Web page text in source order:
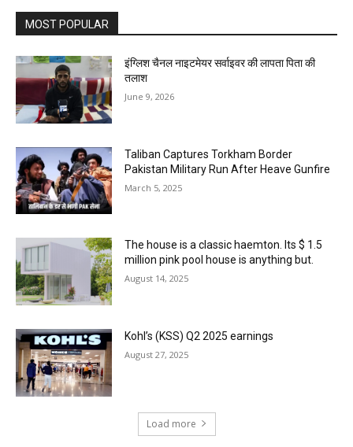
MOST POPULAR
इंग्लिश चैनल नाइटमेयर सर्वाइवर की लापता पिता की
तलाश
June 9, 2026
Taliban Captures Torkham Border
Pakistan Military Run After Heave Gunfire
March 5, 2025
The house is a classic haemton. Its $ 1.5
million pink pool house is anything but.
August 14, 2025
Kohl’s (KSS) Q2 2025 earnings
August 27, 2025
Load more